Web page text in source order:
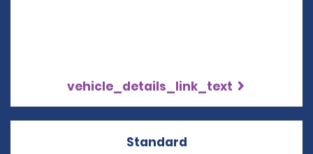
vehicle_details_link_text
Standard